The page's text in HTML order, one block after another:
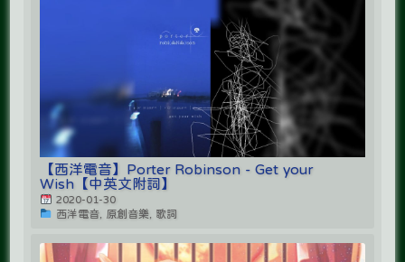
【西洋電音】Porter Robinson - Get your
Wish【中英文附詞】
2020-01-30
西洋電音, 原創音樂, 歌詞